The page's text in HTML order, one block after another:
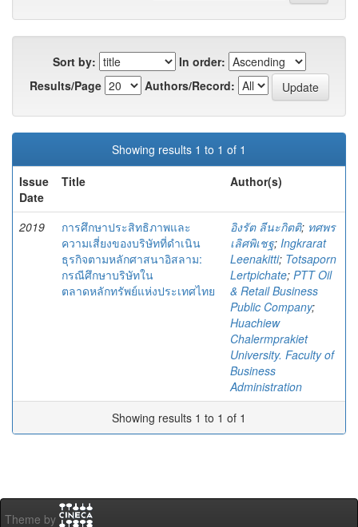
Sort by:
In order:
Results/Page
Authors/Record:
Showing results 1 to 1 of 1
Issue
Date
Title Author(s)
2019
การศึกษาประสิทธิภาพและ
ความเสี่ยงของบริษัทที่ดำเนิน
ธุรกิจตามหลักศาสนาอิสลาม:
กรณีศึกษาบริษัทใน
ตลาดหลักทรัพย์แห่งประเทศไทย
อิงรัต ลีนะกิตติ; ทศพร
เลิศพิเชฐ; Ingkrarat
Leenakitti; Totsaporn
Lertpichate; PTT Oil
& Retail Business
Public Company;
Huachiew
Chalermprakiet
University. Faculty of
Business
Administration
Showing results 1 to 1 of 1
Theme by